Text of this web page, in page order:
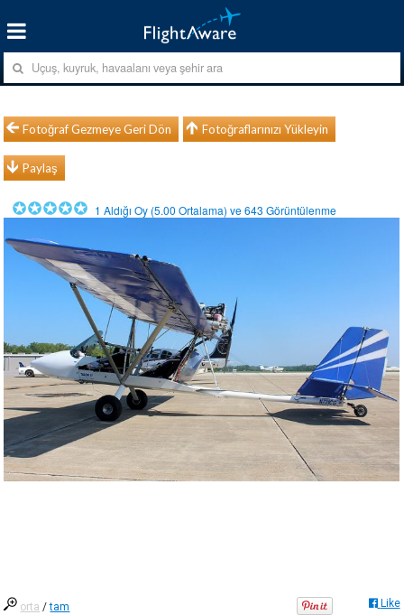
Fotoğraf Gezmeye Geri Dön Fotoğraflarınızı Yükleyin
Paylaş
1 Aldığı Oy (5.00 Ortalama) ve643 Görüntülenme
orta /tam Like